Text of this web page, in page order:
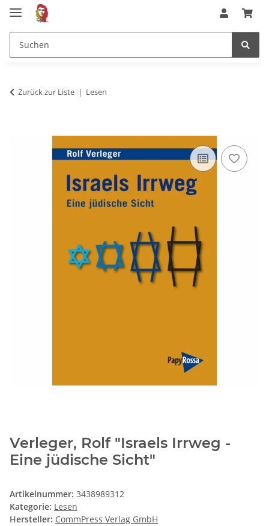
Zurück zur Liste Lesen
Verleger, Rolf "Israels Irrweg -
Eine jüdische Sicht"
Artikelnummer: 3438989312
Kategorie: Lesen
Hersteller: CommPress Verlag GmbH